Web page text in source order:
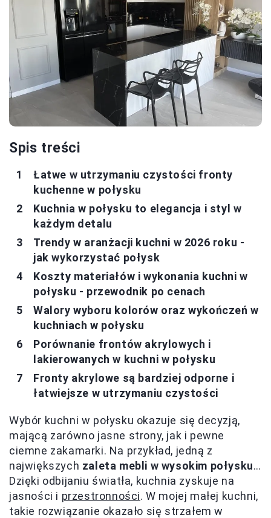
Spis treści
Łatwe w utrzymaniu czystości fronty
kuchenne w połysku
Kuchnia w połysku to elegancja i styl w
każdym detalu
Trendy w aranżacji kuchni w 2026 roku -
jak wykorzystać połysk
Koszty materiałów i wykonania kuchni w
połysku - przewodnik po cenach
Walory wyboru kolorów oraz wykończeń w
kuchniach w połysku
Porównanie frontów akrylowych i
lakierowanych w kuchni w połysku
Fronty akrylowe są bardziej odporne i
łatwiejsze w utrzymaniu czystości
Wybór kuchni w połysku okazuje się decyzją,
mającą zarówno jasne strony, jak i pewne
ciemne zakamarki. Na przykład, jedną z
największych zaleta mebli w wysokim połysku…
Dzięki odbijaniu światła, kuchnia zyskuje na
jasności i przestronności. W mojej małej kuchni,
takie rozwiązanie okazało się strzałem w